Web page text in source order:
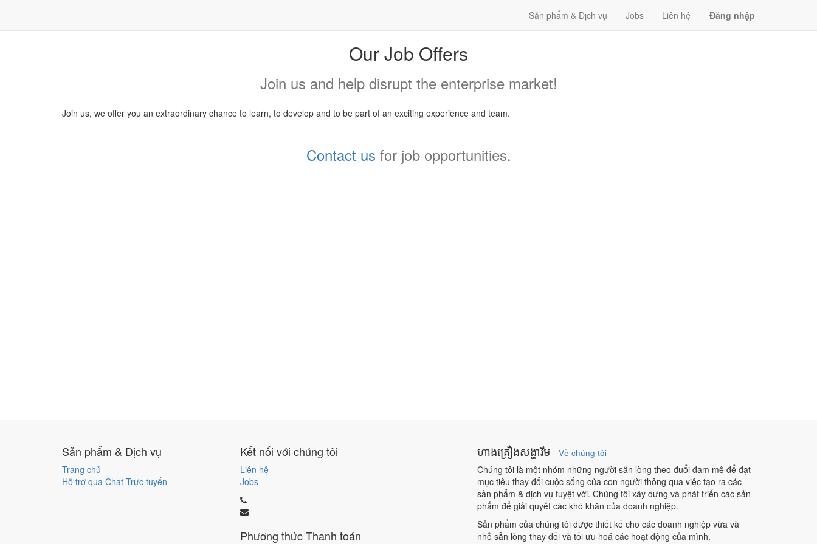
Sản phẩm & Dịch vụ Jobs Liên hệ Đăng nhập
Our Job Offers
Join us and help disrupt the enterprise market!
Join us, we offer you an extraordinary chance to learn, to develop and to be part of an exciting experience and team.
Contact us for job opportunities.
Sản phẩm & Dịch vụ
Trang chủ
Hỗ trợ qua Chat Trực tuyến
Kết nối với chúng tôi
Liên hệ
Jobs
Phương thức Thanh toán
ហាងគ្រឿងសង្ហារឹម - Về chúng tôi
Chúng tôi là một nhóm những người sẵn lòng theo đuổi đam mê để đạt
mục tiêu thay đổi cuộc sống của con người thông qua việc tạo ra các
sản phẩm & dịch vụ tuyệt vời. Chúng tôi xây dựng và phát triển các sản
phẩm để giải quyết các khó khăn của doanh nghiệp.
Sản phẩm của chúng tôi được thiết kế cho các doanh nghiệp vừa và
nhỏ sẵn lòng thay đối và tối ưu hoá các hoạt động của mình.